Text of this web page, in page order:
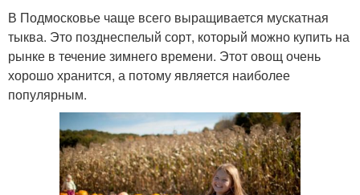
В Подмосковье чаще всего выращивается мускатная
тыква. Это позднеспелый сорт, который можно купить на
рынке в течение зимнего времени. Этот овощ очень
хорошо хранится, а потому является наиболее
популярным.